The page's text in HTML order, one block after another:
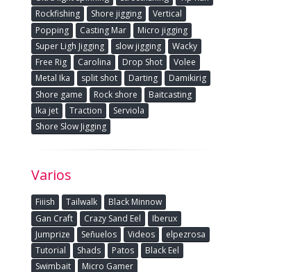
Rockfishing
Shore jigging
Vertical
Popping
Casting Mar
Micro jigging
Super Ligh Jigging
slow jigging
Wacky
Free Rig
Carolina Drop Shot
Volee
Metal Ika
split shot Darting
Damikirig
Shore game
Rock shore
Baitcasting
Ika jet
Traction
Serviola
Shore Slow Jigging
Varios
Fiiish Tailwalk
Black Minnow
Gan Craft
Crazy Sand Eel
Iberux
Jumprize
Señuelos Videos
elpezrosa
Tutorial
Shads Patos
Black Eel
Swimbait
Micro Gamer